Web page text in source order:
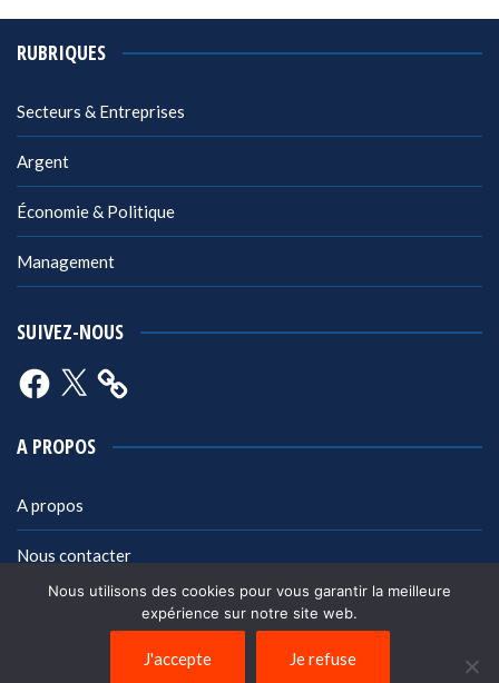
RUBRIQUES
Secteurs & Entreprises
Argent
Économie & Politique
Management
SUIVEZ-NOUS
Facebook
X
A PROPOS
A propos
Nous contacter
Politique de confidentialité
Nous utilisons des cookies pour vous garantir la meilleure
expérience sur notre site web.
J'accepte Je refuse